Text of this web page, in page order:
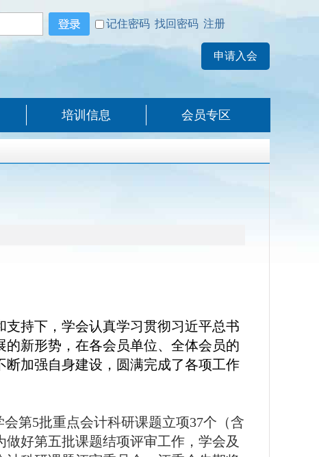
记住密码 找回密码 注册
培训信息 会员专区
支持下 ，学会认真学习贯彻习近平总书
新形势， 在各会员单位、全体会员的
断加强自身建设 ， 圆满完成了各项工作
会第5批重点会计科研课题立项37个（含
做好第五批课题结项评审工作，学会及